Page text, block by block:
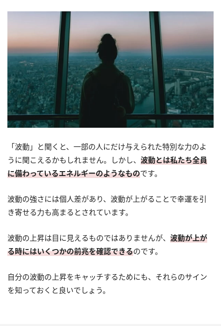
「波動」と聞くと、一部の人にだけ与えられた特別な力のよ
うに聞こえるかもしれません。しかし、 波動とは私たち全員
に備わっているエネルギーのようなものです。
波動の強さには個人差があり、波動が上がることで幸運を引
き寄せる力も高まるとされています。
波動の上昇は目に見えるものではありませんが、 波動が上が
る時にはいくつかの前兆を確認できるのです。
自分の波動の上昇をキャッチするためにも、それらのサイン
を知っておくと良いでしょう。